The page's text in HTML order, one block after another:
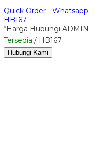
Quick Order - Whatsapp -
HB167
*Harga Hubungi ADMIN
Tersedia / HB167
Hubungi Kami